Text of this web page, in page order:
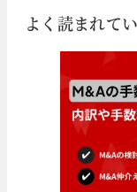
よく読まれて